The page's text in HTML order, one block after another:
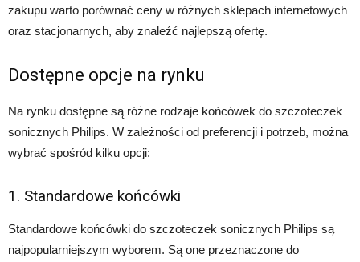
zakupu warto porównać ceny w różnych sklepach internetowych
oraz stacjonarnych, aby znaleźć najlepszą ofertę.
Dostępne opcje na rynku
Na rynku dostępne są różne rodzaje końcówek do szczoteczek
sonicznych Philips. W zależności od preferencji i potrzeb, można
wybrać spośród kilku opcji:
1. Standardowe końcówki
Standardowe końcówki do szczoteczek sonicznych Philips są
najpopularniejszym wyborem. Są one przeznaczone do